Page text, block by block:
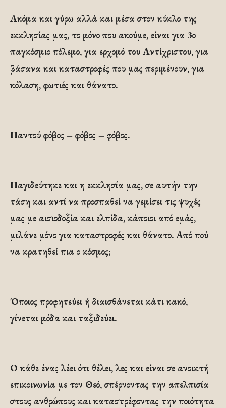
Ακόμα και γύρω αλλά και μέσα στον κύκλο της
εκκλησίας μας, το μόνο που ακούμε, είναι για 3ο
παγκόσμιο πόλεμο, για ερχομό του Αντίχριστου, για
βάσανα και καταστροφές που μας περιμένουν, για
κόλαση, φωτιές και θάνατο.
Παντού φόβος – φόβος – φόβος.
Παγιδεύτηκε και η εκκλησία μας, σε αυτήν την
τάση και αντί να προσπαθεί να γεμίσει τις ψυχές
μας με αισιοδοξία και ελπίδα, κάποιοι από εμάς,
μιλάνε μόνο για καταστροφές και θάνατο. Από πού
να κρατηθεί πια ο κόσμος;
Όποιος προφητεύει ή διαισθάνεται κάτι κακό,
γίνεται μόδα και ταξιδεύει.
Ο κάθε ένας λέει ότι θέλει, λες και είναι σε ανοικτή
επικοινωνία με τον Θεό, σπέρνοντας την απελπισία
στους ανθρώπους και καταστρέφοντας την ποιότητα